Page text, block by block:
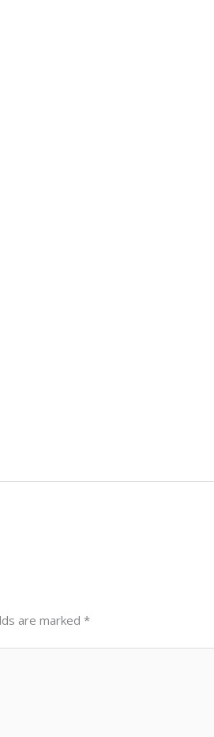
are marked *